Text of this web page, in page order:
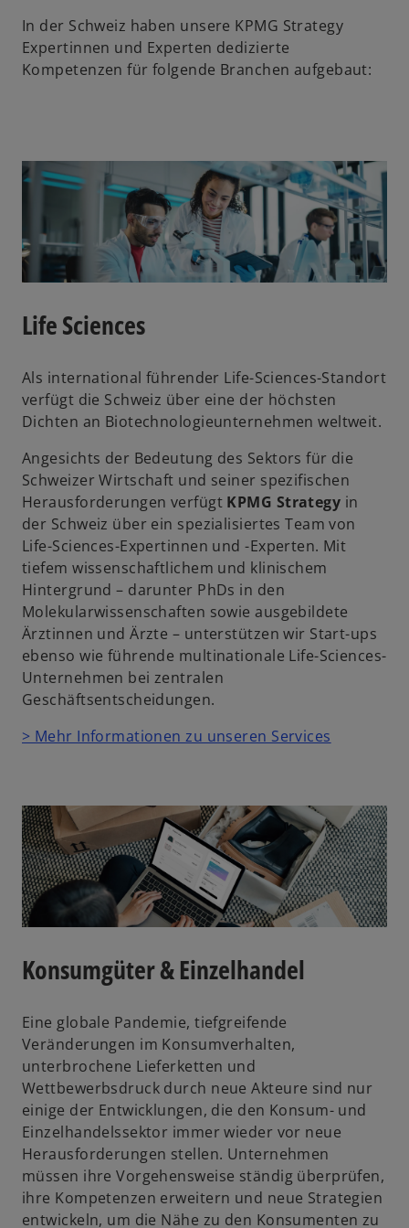
In der Schweiz haben unsere KPMG Strategy
Expertinnen und Experten dedizierte
Kompetenzen für folgende Branchen aufgebaut:
Life Sciences
Als international führender Life-Sciences-Standort
verfügt die Schweiz über eine der höchsten
Dichten an Biotechnologieunternehmen weltweit.
Angesichts der Bedeutung des Sektors für die
Schweizer Wirtschaft und seiner spezifischen
Herausforderungen verfügt KPMG Strategy in
der Schweiz über ein spezialisiertes Team von
Life-Sciences-Expertinnen und -Experten. Mit
tiefem wissenschaftlichem und klinischem
Hintergrund – darunter PhDs in den
Molekularwissenschaften sowie ausgebildete
Ärztinnen und Ärzte – unterstützen wir Start-ups
ebenso wie führende multinationale Life-Sciences-
Unternehmen bei zentralen
Geschäftsentscheidungen.
> Mehr Informationen zu unseren Services
Konsumgüter & Einzelhandel
Eine globale Pandemie, tiefgreifende
Veränderungen im Konsumverhalten,
unterbrochene Lieferketten und
Wettbewerbsdruck durch neue Akteure sind nur
einige der Entwicklungen, die den Konsum- und
Einzelhandelssektor immer wieder vor neue
Herausforderungen stellen. Unternehmen
müssen ihre Vorgehensweise ständig überprüfen,
ihre Kompetenzen erweitern und neue Strategien
entwickeln, um die Nähe zu den Konsumenten zu